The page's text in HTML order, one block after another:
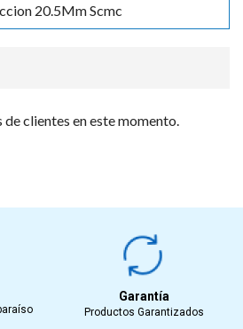
20.5Mm Scmc
de clientes en este momento.
Garantía
Productos Garantizados